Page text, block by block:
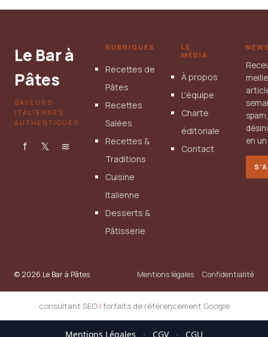
Le Bar à
Pâtes
SAVEURS
ITALIENNES
AUTHENTIQUES
f 𝕏 ≋
RUBRIQUES
Recettes de
Pâtes
Recettes
Salées
Recettes &
Traditions
Cuisine
Italienne
Desserts &
Pâtisserie
LE
MÉDIA
À propos
L'équipe
Charte
éditoriale
Contact
spam,
en
© 2026 Le Bar à Pâtes Mentions légales Confidentialité
consultant SEO| forfaits de référencement Google
Mentions Légales · CGV · CGU